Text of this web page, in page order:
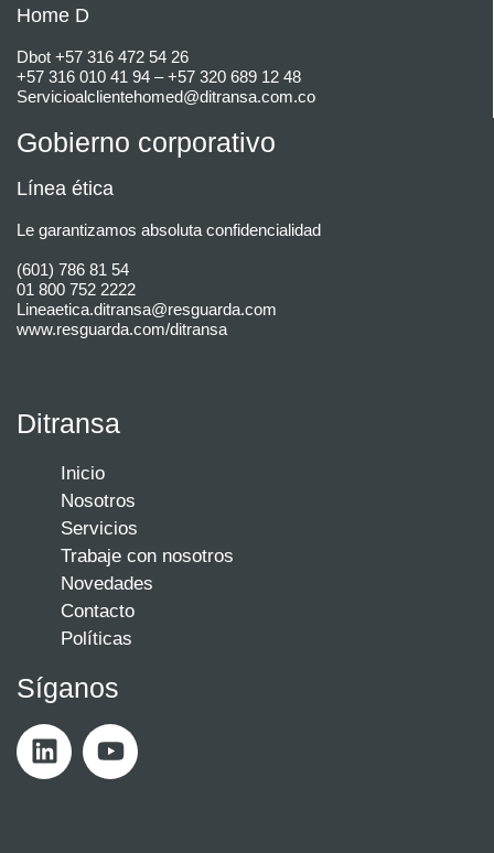
Home D
Dbot +57 316 472 54 26
+57 316 010 41 94 – +57 320 689 12 48
Servicioalclientehomed@ditransa.com.co
Gobierno corporativo
Línea ética
Le garantizamos absoluta confidencialidad
(601) 786 81 54
01 800 752 2222
Lineaetica.ditransa@resguarda.com
www.resguarda.com/ditransa
Ditransa
Inicio
Nosotros
Servicios
Trabaje con nosotros
Novedades
Contacto
Políticas
Síganos